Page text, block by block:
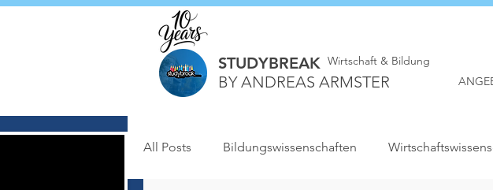
STUDYBREAK
BY ANDREAS ARMSTER
Wirtschaft & Bildung
All Posts Bildungswissenschaften